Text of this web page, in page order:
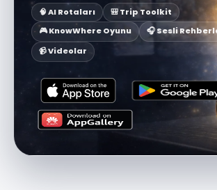
🧠 AI Rotaları
🎒 Trip Toolkit
🎮 KnowWhere Oyunu
🎧 Sesli
📹 Videolar